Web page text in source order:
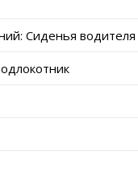
Сиденья водителя